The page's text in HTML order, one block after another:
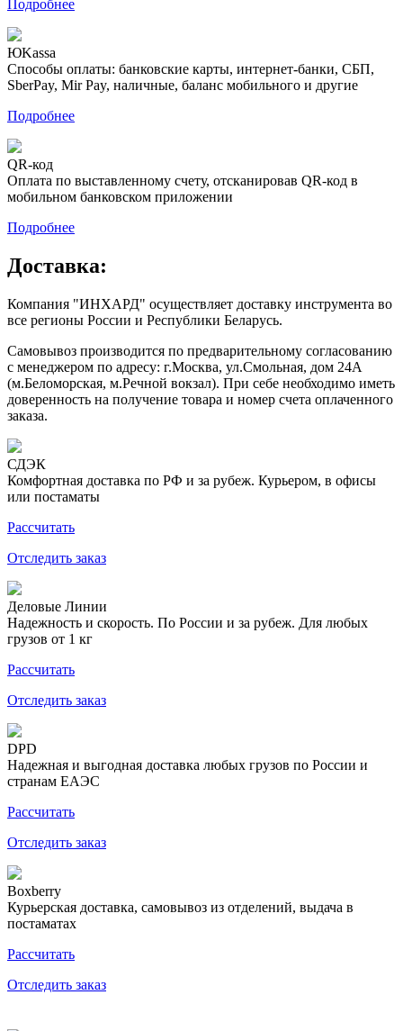
Подробнее
ЮKassa
Способы оплаты: банковские карты, интернет-банки, СБП,
SberPay, Mir Pay, наличные, баланс мобильного и другие
Подробнее
QR-код
Оплата по выставленному счету, отсканировав QR-код в
мобильном банковском приложении
Подробнее
Доставка:
Компания "ИНХАРД" осуществляет доставку инструмента во
все регионы России и Республики Беларусь.
Самовывоз производится по предварительному согласованию
с менеджером по адресу: г.Москва, ул.Смольная, дом 24А
(м.Беломорская, м.Речной вокзал). При себе необходимо иметь
доверенность на получение товара и номер счета оплаченного
заказа.
СДЭК
Комфортная доставка по РФ и за рубеж. Курьером, в офисы
или постаматы
Рассчитать
Отследить заказ
Деловые Линии
Надежность и скорость. По России и за рубеж. Для любых
грузов от 1 кг
Рассчитать
Отследить заказ
DPD
Надежная и выгодная доставка любых грузов по России и
странам ЕАЭС
Рассчитать
Отследить заказ
Boxberry
Курьерская доставка, самовывоз из отделений, выдача в
постаматах
Рассчитать
Отследить заказ